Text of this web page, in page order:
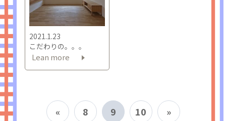
2021.1.23
こだわりの。。。
Lean more
« 8 9 10 »